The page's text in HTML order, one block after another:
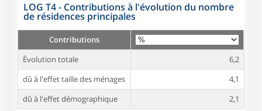
LOG T4 - Contributions à l'évolution du nombre
de résidences principales
Contributions
Évolution totale
6,2
dû à l'effet taille des ménages
4,1
dû à l'effet démographique
2,1